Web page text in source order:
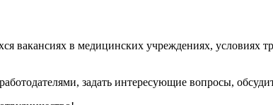
в медицинских учреждениях, условиях
задать интересующие вопросы,